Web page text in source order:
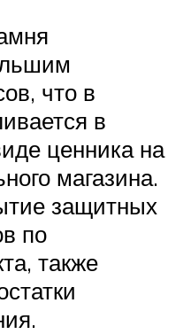
что в
в
ценника на
магазина.
защитных
по
также